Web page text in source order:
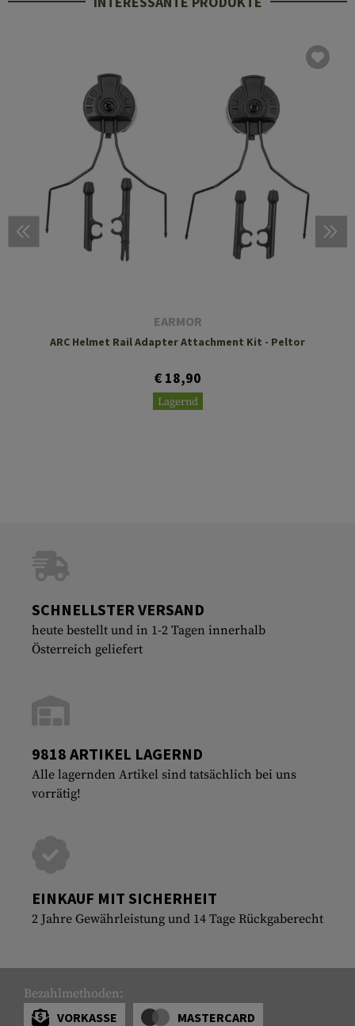
EARMOR
ARC Helmet Rail Adapter Attachment Kit - Peltor
€ 18,90
Lagernd
SCHNELLSTER VERSAND
heute bestellt und in 1-2 Tagen innerhalb
Österreich geliefert
9818 ARTIKEL LAGERND
Alle lagernden Artikel sind tatsächlich bei uns
vorrätig!
EINKAUF MIT SICHERHEIT
2 Jahre Gewährleistung und 14 Tage Rückgaberecht
Bezahlmethoden:
VORKASSE
MASTERCARD